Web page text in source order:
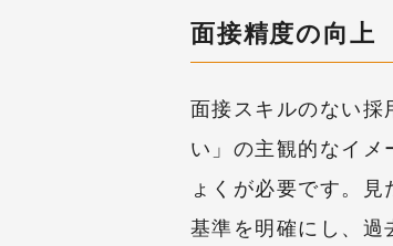
面接精度の向上
面接スキルのない採
い」の主観的なイメ
ょくが必要です。
基準を明確にし、過